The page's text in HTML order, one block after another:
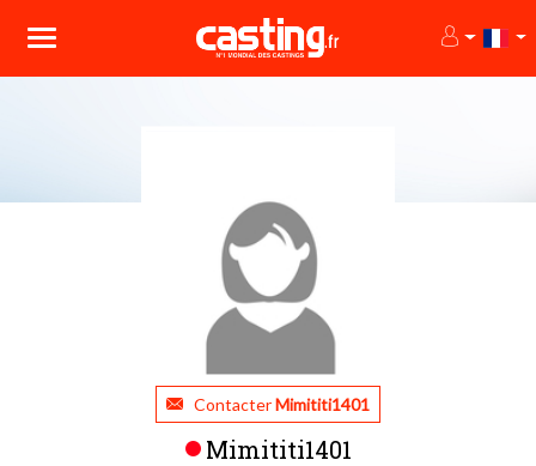
ContacterMimititi1401
Mimititi1401